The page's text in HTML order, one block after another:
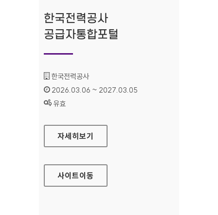
한국전력공사
공급자통합포털
기관명 :
한국전력공사
인증기간 :
2026.03.06 ~ 2027.03.05
상태 :
유효
한국전력공사 공급자통합포털
자세히보기
사이트이동